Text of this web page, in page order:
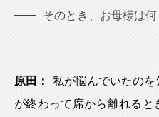
そのとき、お母様は
原田：
私が悩んでいたの
が終わって席から離れる